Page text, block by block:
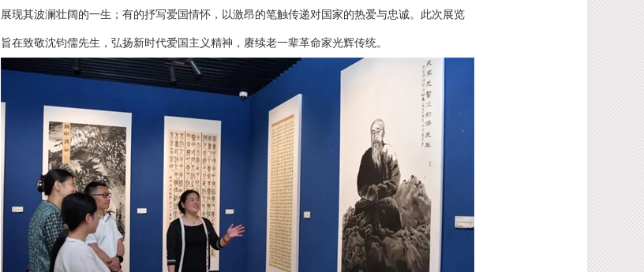
展现其波澜壮阔的一生；有的抒写爱国情怀，以激昂的笔触传递对国家的热爱与忠诚。此次展览
旨在致敬沈钧儒先生，弘扬新时代爱国主义精神，赓续老一辈革命家光辉传统。